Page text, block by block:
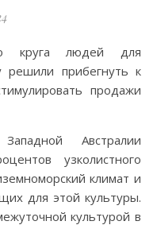
прибегнуть к
продажи
Австралии
узколистного
климат и
для этой культуры.
культурой в